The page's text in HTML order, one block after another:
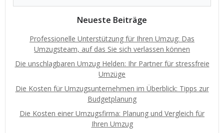
Neueste Beiträge
Professionelle Unterstützung für Ihren Umzug: Das
Umzugsteam, auf das Sie sich verlassen können
Die unschlagbaren Umzug Helden: Ihr Partner für stressfreie
Umzüge
Die Kosten für Umzugsunternehmen im Überblick: Tipps zur
Budgetplanung
Die Kosten einer Umzugsfirma: Planung und Vergleich für
Ihren Umzug